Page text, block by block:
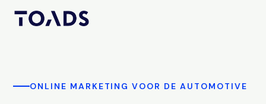
ONLINE MARKETING VOOR DE AUTOMOTIVE